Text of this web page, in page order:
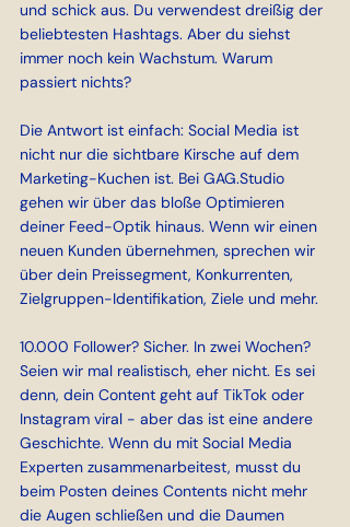
und schick aus. Du verwendest dreißig der
beliebtesten Hashtags. Aber du siehst
immer noch kein Wachstum. Warum
passiert nichts?
Die Antwort ist einfach: Social Media ist
nicht nur die sichtbare Kirsche auf dem
Marketing-Kuchen ist. Bei GAG.Studio
gehen wir über das bloße Optimieren
deiner Feed-Optik hinaus. Wenn wir einen
neuen Kunden übernehmen, sprechen wir
über dein Preissegment, Konkurrenten,
Zielgruppen-Identifikation, Ziele und mehr.
10.000 Follower? Sicher. In zwei Wochen?
Seien wir mal realistisch, eher nicht. Es sei
denn, dein Content geht auf TikTok oder
Instagram viral - aber das ist eine andere
Geschichte. Wenn du mit Social Media
Experten zusammenarbeitest, musst du
beim Posten deines Contents nicht mehr
die Augen schließen und die Daumen